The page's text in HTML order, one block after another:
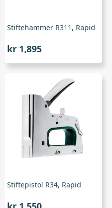
Stiftehammer R311, Rapid
kr 1,895
Stiftepistol R34, Rapid